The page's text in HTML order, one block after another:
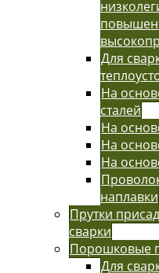
Для
На
сталей
На
На
На
наплавки
Прутки
сварки
Порошковые
Для